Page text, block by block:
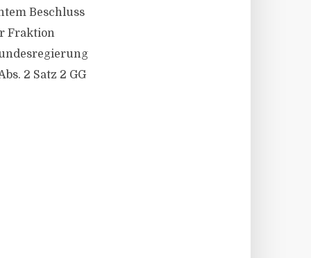
Beschluss
Fraktion
2 Satz 2 GG